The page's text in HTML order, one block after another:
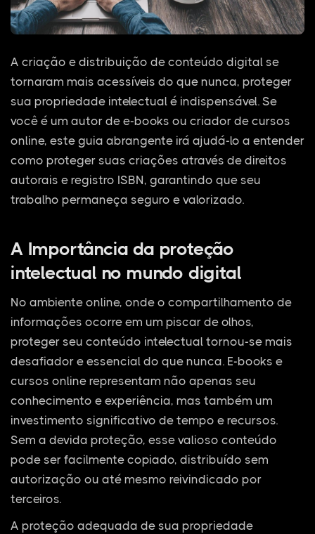
A criação e distribuição de conteúdo digital se
tornaram mais acessíveis do que nunca, proteger
sua propriedade intelectual é indispensável. Se
você é um autor de e-books ou criador de cursos
online, este guia abrangente irá ajudá-lo a entender
como proteger suas criações através de direitos
autorais e registro ISBN, garantindo que seu
trabalho permaneça seguro e valorizado.
A Importância da proteção
intelectual no mundo digital
No ambiente online, onde o compartilhamento de
informações ocorre em um piscar de olhos,
proteger seu conteúdo intelectual tornou-se mais
desafiador e essencial do que nunca. E-books e
cursos online representam não apenas seu
conhecimento e experiência, mas também um
investimento significativo de tempo e recursos.
Sem a devida proteção, esse valioso conteúdo
pode ser facilmente copiado, distribuído sem
autorização ou até mesmo reivindicado por
terceiros.
A proteção adequada de sua propriedade